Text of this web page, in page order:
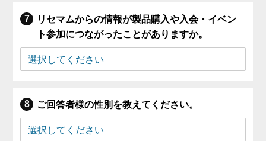
リセマムからの情報が製品購入や入会・イベン
ト参加につながったことがありますか。
ご回答者様の性別を教えてください。